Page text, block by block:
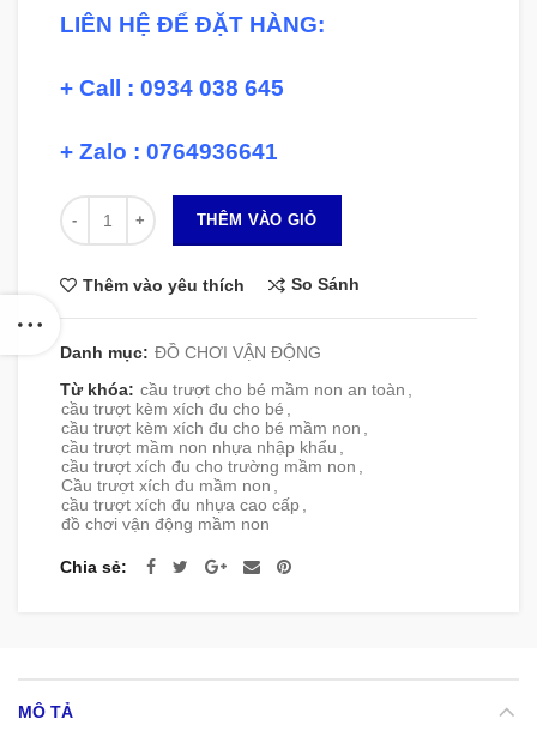
LIÊN HỆ ĐỂ ĐẶT HÀNG:
+ Call : 0934 038 645
+ Zalo : 0764936641
Số lượng
THÊM VÀO GIỎ
Thêm vào yêu thích So Sánh
Danh mục: ĐỒ CHƠI VẬN ĐỘNG
Từ khóa: cầu trượt cho bé mầm non an toàn
cầu trượt kèm xích đu cho bé
cầu trượt kèm xích đu cho bé mầm non
cầu trượt mầm non nhựa nhập khẩu
cầu trượt xích đu cho trường mầm non
Cầu trượt xích đu mầm non
cầu trượt xích đu nhựa cao cấp
đồ chơi vận động mầm non
Chia sẻ
MÔ TẢ